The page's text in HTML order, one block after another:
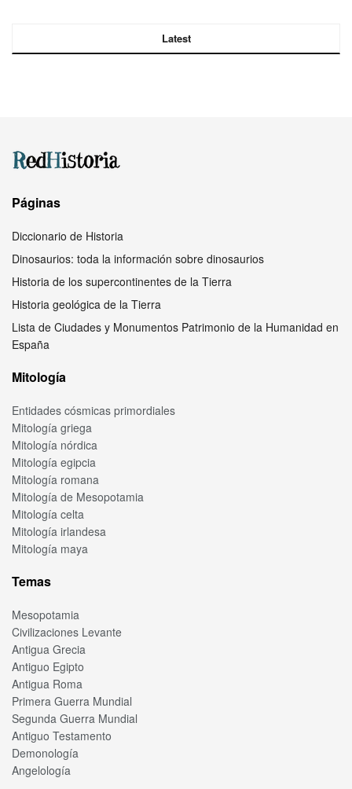
Latest
Páginas
Diccionario de Historia
Dinosaurios: toda la información sobre dinosaurios
Historia de los supercontinentes de la Tierra
Historia geológica de la Tierra
Lista de Ciudades y Monumentos Patrimonio de la Humanidad en
España
Mitología
Entidades cósmicas primordiales
Mitología griega
Mitología nórdica
Mitología egipcia
Mitología romana
Mitología de Mesopotamia
Mitología celta
Mitología irlandesa
Mitología maya
Temas
Mesopotamia
Civilizaciones Levante
Antigua Grecia
Antiguo Egipto
Antigua Roma
Primera Guerra Mundial
Segunda Guerra Mundial
Antiguo Testamento
Demonología
Angelología